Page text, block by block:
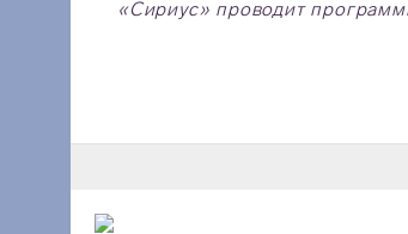
«Сириус» проводит